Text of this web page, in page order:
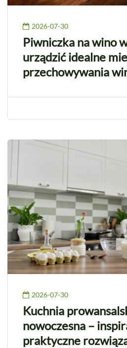
2026-07-30
Piwniczka na wino
urządzić idealne
przechowywania
2026-07-30
Kuchnia
nowoczesna –
praktyczne